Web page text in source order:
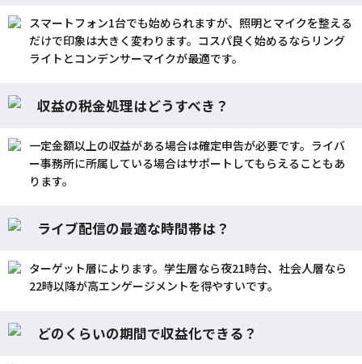
スマートフォン1台でも始められますが、照明とマイクを整える
だけで印象は大きく変わります。コスパ良く始めるならリング
ライトとコンデンサーマイクが最適です。
収益の税金処理はどうすべき？
一定金額以上の収益がある場合は確定申告が必要です。ライバ
ー事務所に所属している場合はサポートしてもらえることもあ
ります。
ライブ配信の最適な時間帯は？
ターゲット層によります。学生層なら夜21時台、社会人層なら
22時以降が高エンゲージメントを得やすいです。
どのくらいの期間で収益化できる？